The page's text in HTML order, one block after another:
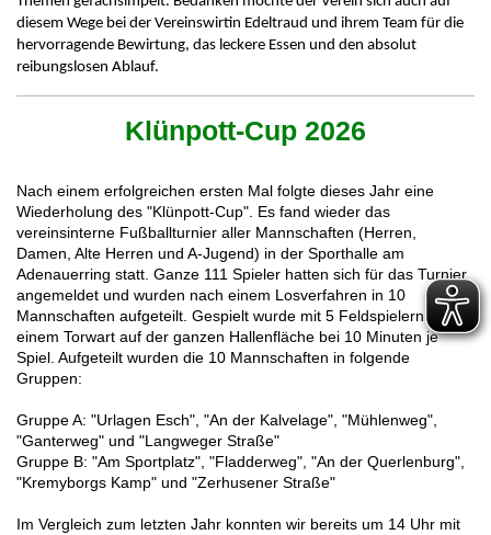
diesem Wege bei der Vereinswirtin Edeltraud und ihrem Team für die
hervorragende Bewirtung, das leckere Essen und den absolut
reibungslosen Ablauf.
Klünpott-Cup 2026
Nach einem erfolgreichen ersten Mal folgte dieses Jahr eine
Wiederholung des "Klünpott-Cup". Es fand wieder das
vereinsinterne Fußballturnier aller Mannschaften (Herren,
Damen, Alte Herren und A-Jugend) in der Sporthalle am
Adenauerring statt. Ganze 111 Spieler hatten sich für das Turnier
angemeldet und wurden nach einem Losverfahren in 10
Mannschaften aufgeteilt. Gespielt wurde mit 5 Feldspielern und
einem Torwart auf der ganzen Hallenfläche bei 10 Minuten je
Spiel. Aufgeteilt wurden die 10 Mannschaften in folgende
Gruppen:
Gruppe A: "Urlagen Esch", "An der Kalvelage", "Mühlenweg",
"Ganterweg" und "Langweger Straße"
Gruppe B: "Am Sportplatz", "Fladderweg", "An der Querlenburg",
"Kremyborgs Kamp" und "Zerhusener Straße"
Im Vergleich zum letzten Jahr konnten wir bereits um 14 Uhr mit